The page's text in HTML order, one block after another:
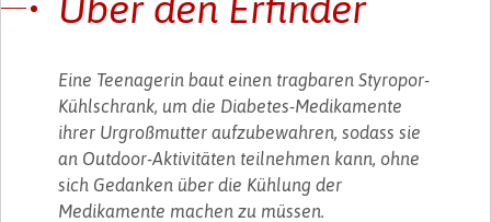
Eine Teenagerin baut einen tragbaren Styropor-
Kühlschrank, um die Diabetes-Medikamente
ihrer Urgroßmutter aufzubewahren, sodass sie
an Outdoor-Aktivitäten teilnehmen kann, ohne
sich Gedanken über die Kühlung der
Medikamente machen zu müssen.